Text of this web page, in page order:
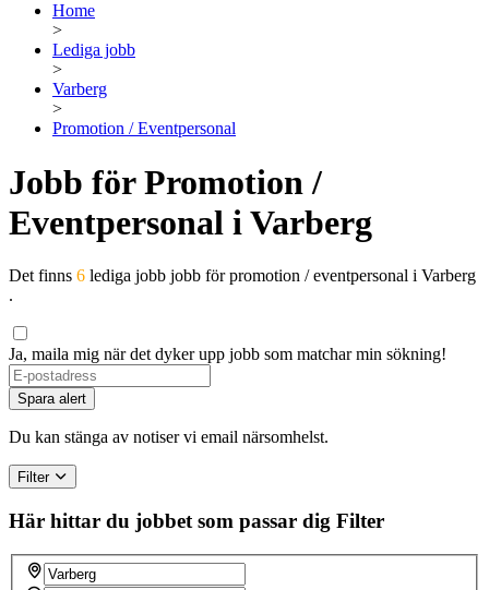
Home
>
Lediga jobb
>
Varberg
>
Promotion / Eventpersonal
Jobb för Promotion /
Eventpersonal i Varberg
Det finns 6 lediga jobb jobb för promotion / eventpersonal i Varberg
.
Ja, maila mig när det dyker upp jobb som matchar min sökning!
If
you
are
a
ignore
this
field
Spara alert
Du kan stänga av notiser vi email närsomhelst.
Filter
Här hittar du jobbet som passar dig Filter